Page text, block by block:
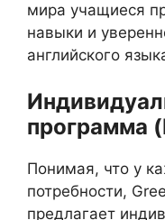
мира учащиеся
навыки и
английского
программа
Понимая, что у
потребности,
предлагает